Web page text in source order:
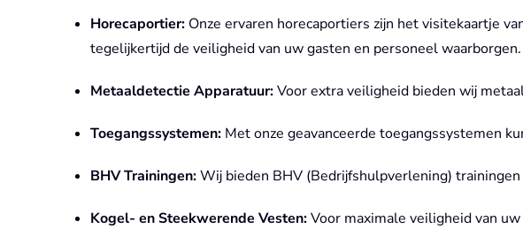
Horecaportier: Onze ervaren horecaportiers zijn het visitekaartje
tegelijkertijd de veiligheid van uw gasten en personeel waarborgen.
Metaaldetectie Apparatuur:Voor extra veiligheid bieden wij
Toegangssystemen: Met onze geavanceerde toegangssystemen
BHV Trainingen:Wij bieden BHV (Bedrijfshulpverlening)
Kogel- en Steekwerende Vesten:Voor maximale veiligheid van